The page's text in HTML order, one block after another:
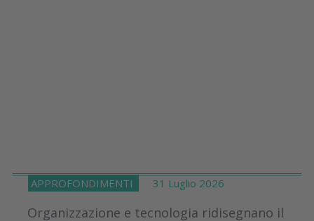
APPROFONDIMENTI 31 Luglio 2026
Organizzazione e tecnologia ridisegnano il